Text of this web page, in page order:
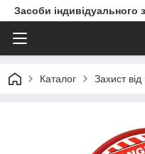
Засоби індивідуального
Каталог Захист